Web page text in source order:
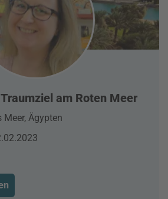
am Roten Meer
Meer, Ägypten